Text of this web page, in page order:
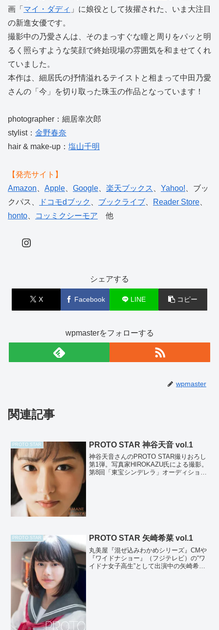
画「 マイ・ダディ 」に娘役として抜擢された、いま大注目
の新進女優です。
撮影中の乃愛さんは、そのまっすぐな瞳と周りをパッと明
るく照らすような笑顔で終始現場の雰囲気を和ませてくれ
ていました。
本作は、細居氏の抒情溢れるテイストと相まって中田乃愛
さんの「今」を切り取った珠玉の作品となっています！
photographer：細居幸次郎
stylist： 金野春奈
hair & make-up： 塩山千明
【発売サイト】
Amazon
Apple Google 楽天ブックス Yahoo! 、ブッ
クパス、
ドコモdブック ブックライブ Reader Store
honto
コッミクシーモア 他
Instagram
シェアする
X Facebook LINE コピー
wpmasterをフォローする
wpmaster
関連記事
PROTO STAR PROTO STAR 神谷天音 vol.1
神谷天音さんのPROTO STAR撮りおろし
第1弾。写真家HIROKAZU氏による撮影。
第8回「東宝シンデレラ」オーディション
PROTO STAR PROTO STAR 矢崎希菜 vol.1
丸美屋『混ぜ込みわかめシリーズ』CMや
『ワイドナショー』（フジテレビ）の“ワ
イドナ女子高生”として出演中の矢崎希菜